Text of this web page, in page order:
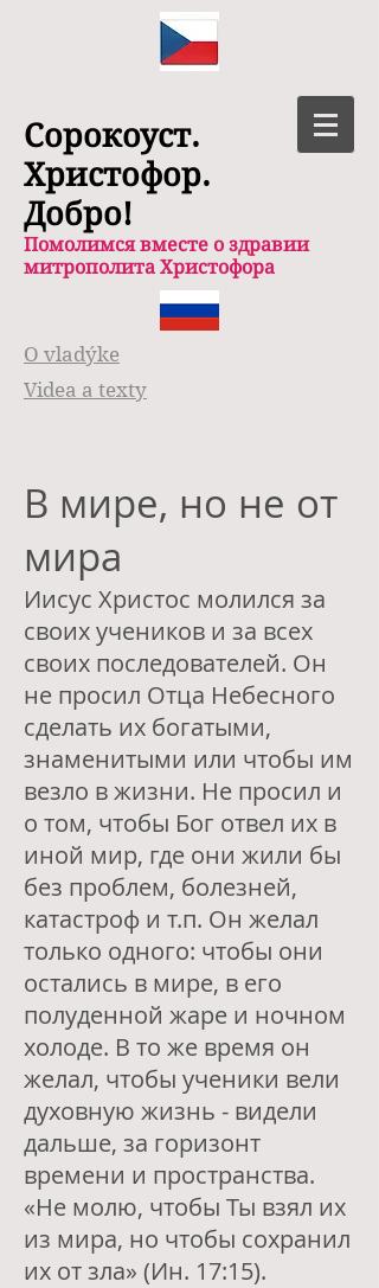
Сорокоуст.
Христофор.
Добро!
Помолимся вместе о здравии
митрополита Христофора
O vladýke
Videa a texty
В мире, но не от
мира
Иисус Христос молился за
своих учеников и за всех
своих последователей. Он
не просил Отца Небесного
сделать их богатыми,
знаменитыми или чтобы им
везло в жизни. Не просил и
о том, чтобы Бог отвел их в
иной мир, где они жили бы
без проблем, болезней,
катастроф и т.п. Он желал
только одного: чтобы они
остались в мире, в его
полуденной жаре и ночном
холоде. В то же время он
желал, чтобы ученики вели
духовную жизнь - видели
дальше, за горизонт
времени и пространства.
«Не молю, чтобы Ты взял их
из мира, но чтобы сохранил
их от зла» (Ин. 17:15).